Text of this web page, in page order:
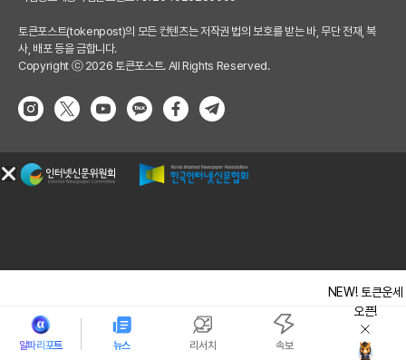
알파리포트 뉴스 리서치 속보
NEW! 토큰운세
오픈!
토큰포스트(tokenpost)의 모든 컨텐츠는 저작권 법의 보호를 받는 바, 무단 전재, 복
사, 배포 등을 금합니다.
Copyright ⓒ 2026 토큰포스트. All Rights Reserved.